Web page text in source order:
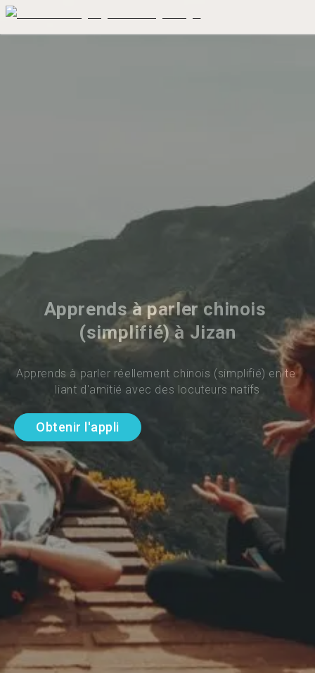
Apprends à parler chinois
(simplifié) à Jizan
Apprends à parler réellement chinois (simplifié) en te
liant d'amitié avec des locuteurs natifs
Obtenir l'appli